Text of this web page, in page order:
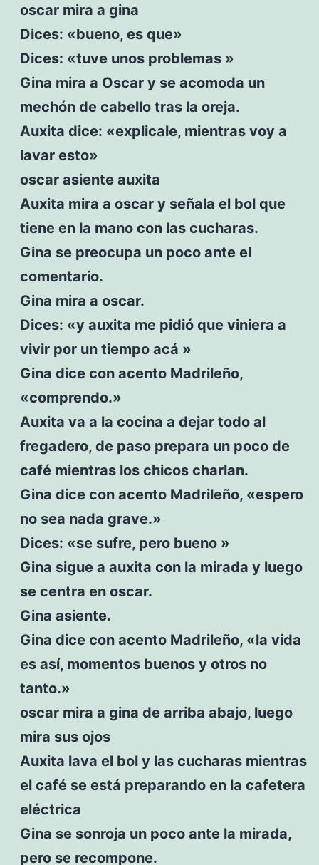
oscar mira a gina
Dices: «bueno, es que»
Dices: «tuve unos problemas »
Gina mira a Oscar y se acomoda un
mechón de cabello tras la oreja.
Auxita dice: «explicale, mientras voy a
lavar esto»
oscar asiente auxita
Auxita mira a oscar y señala el bol que
tiene en la mano con las cucharas.
Gina se preocupa un poco ante el
comentario.
Gina mira a oscar.
Dices: «y auxita me pidió que viniera a
vivir por un tiempo acá »
Gina dice con acento Madrileño,
«comprendo.»
Auxita va a la cocina a dejar todo al
fregadero, de paso prepara un poco de
café mientras los chicos charlan.
Gina dice con acento Madrileño, «espero
no sea nada grave.»
Dices: «se sufre, pero bueno »
Gina sigue a auxita con la mirada y luego
se centra en oscar.
Gina asiente.
Gina dice con acento Madrileño, «la vida
es así, momentos buenos y otros no
tanto.»
oscar mira a gina de arriba abajo, luego
mira sus ojos
Auxita lava el bol y las cucharas mientras
el café se está preparando en la cafetera
eléctrica
Gina se sonroja un poco ante la mirada,
pero se recompone.